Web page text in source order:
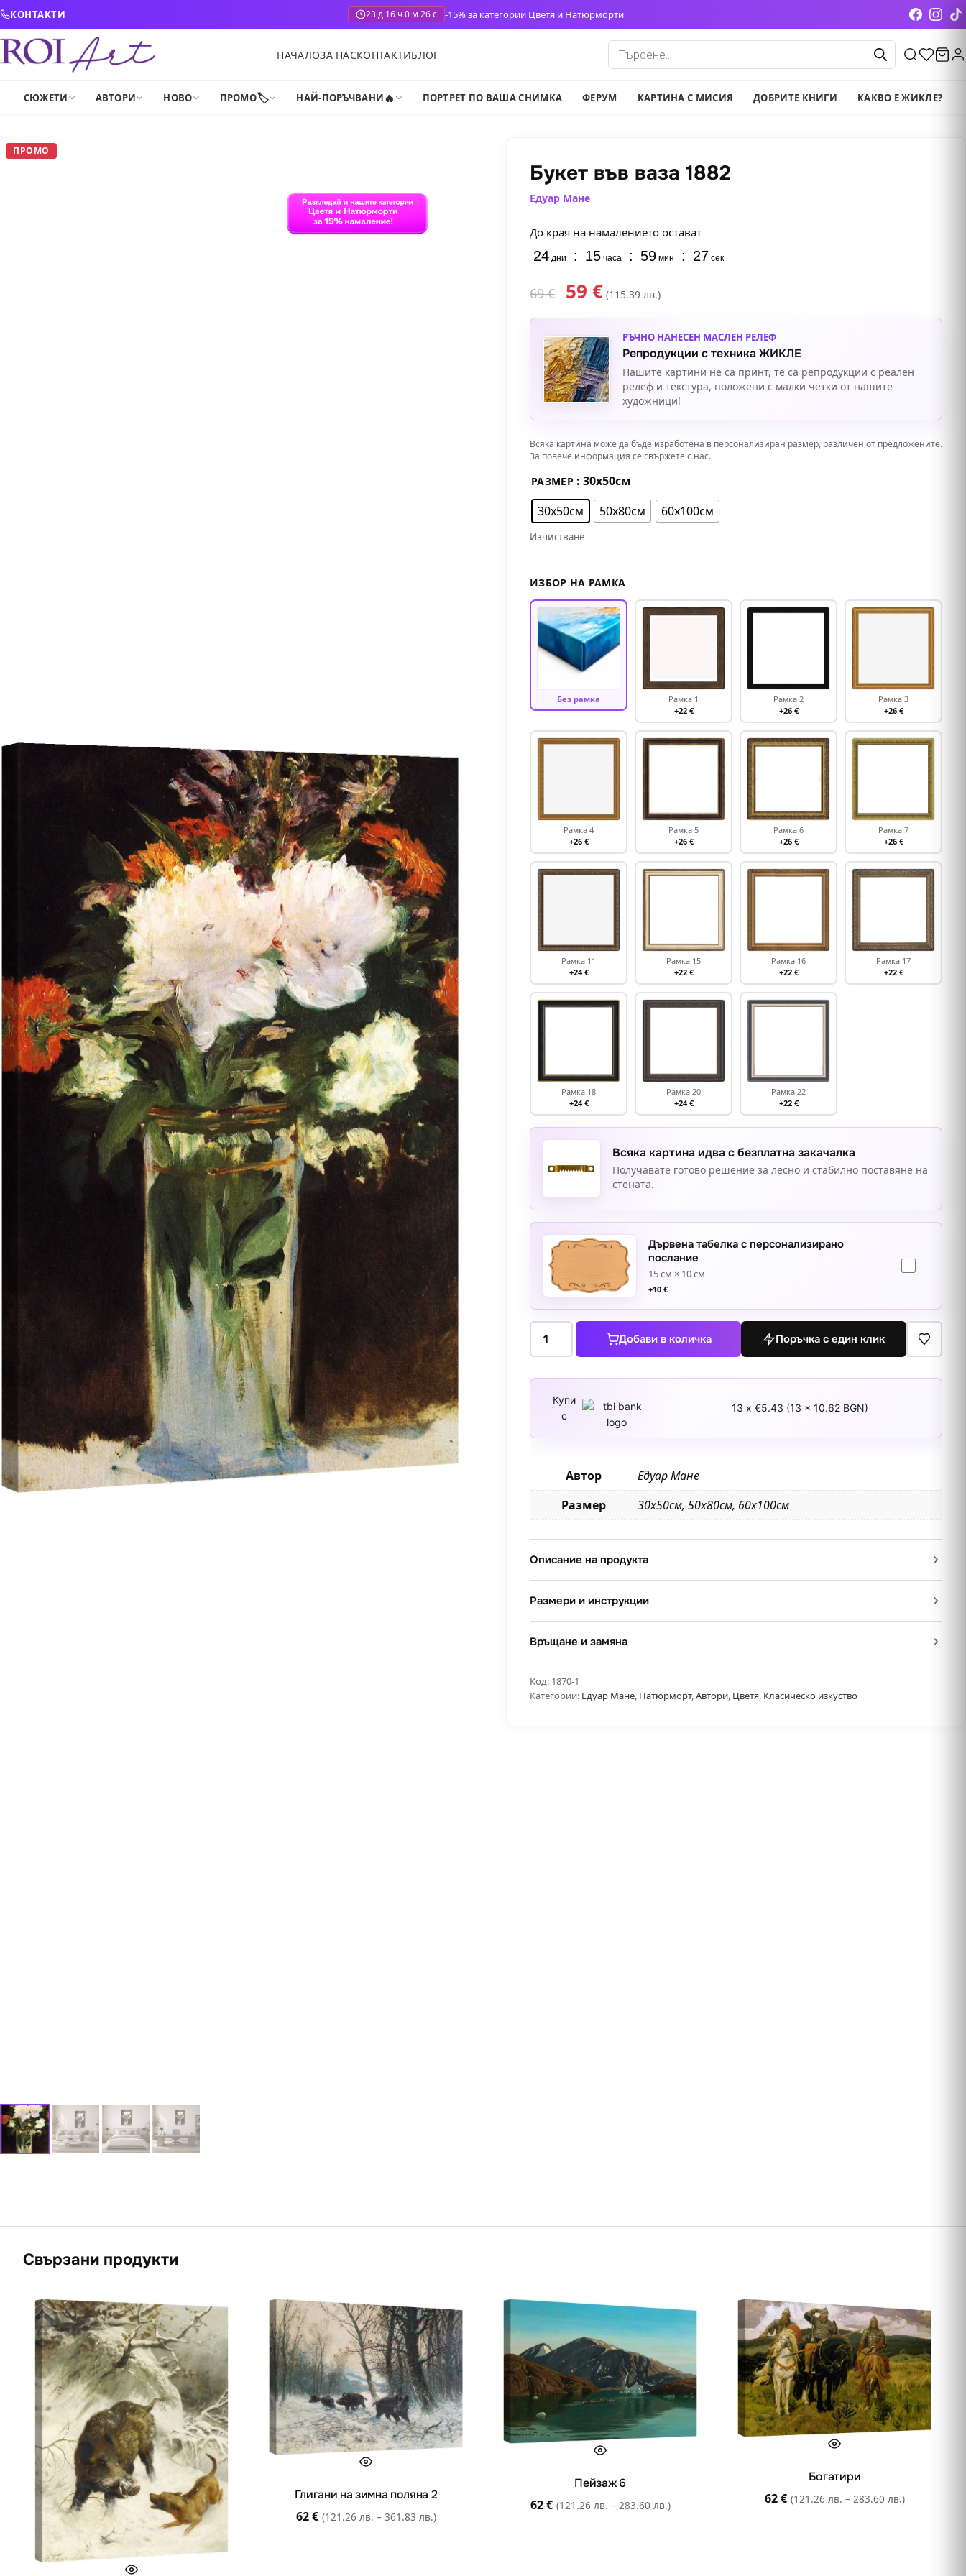
Skip to content
КОНТАКТИ 23 д 16 ч 0 м 24 с -15% за категории Цветя и Натюрморти
НАЧАЛОЗА НАСКОНТАКТИБЛОГ
Products
search
СЮЖЕТИ АВТОРИ НОВО ПРОМО🏷️ НАЙ-ПОРЪЧВАНИ🔥 ПОРТРЕТ ПО ВАША СНИМКА ФЕРУМ КАРТИНА С МИСИЯ ДОБРИТЕ КНИГИ КАКВО Е ЖИКЛЕ?
ПРОМО
Букет във ваза 1882
Едуар Мане
До края на намалението остават
24 дни : 15 часа : 59 мин : 25 сек
69€ 59 € (115.39 лв.)
РЪЧНО НАНЕСЕН МАСЛЕН РЕЛЕФ
Репродукции с техника ЖИКЛЕ
Нашите картини не са принт, те са репродукции с реален
релеф и текстура, положени с малки четки от нашите
художници!
Всяка картина може да бъде изработена в персонализиран размер, различен от предложените.
За повече информация се свържете с нас.
РАЗМЕР : 30х50см
30х50см
50х80см 60х100см
Изчистване
ИЗБОР НА РАМКА
Без рамка
Рамка 1
+22 €
Рамка 2
+26 €
Рамка 3
+26 €
Рамка 4
+26 €
Рамка 5
+26 €
Рамка 6
+26 €
Рамка 7
+26 €
Рамка 11
+24 €
Рамка 15
+22 €
Рамка 16
+22 €
Рамка 17
+22 €
Рамка 18
+24 €
Рамка 20
+24 €
Рамка 22
+22 €
Всяка картина идва с безплатна закачалка
Получавате готово решение за лесно и стабилно поставяне на
стената.
Дървена табелка с персонализирано
послание
15 см × 10 см
+10 €
количество
във
ваза
Добави в количка Поръчка с един клик
Купи
с
13 x €5.43 (13 x 10.62 BGN)
Автор
Едуар Мане
Размер
30х50см, 50х80см, 60х100см
Описание на продукта
Размери и инструкции
Връщане и замяна
Код: 1870-1
Категории: Едуар Мане, Натюрморт,Автори, Цветя, Класическо изкуство
Свързани продукти
Глигани на зимна поляна 2
62€ (121.26 лв. – 361.83 лв.)
Пейзаж 6
62€ (121.26 лв. – 283.60 лв.)
Богатири
62€ (121.26 лв. – 283.60 лв.)